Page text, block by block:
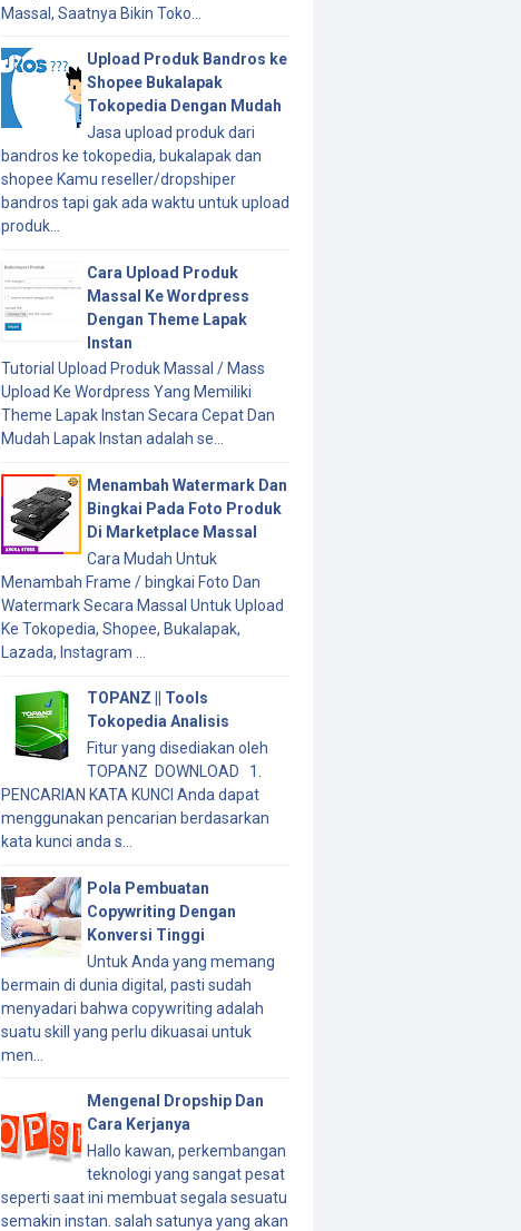
Massal, Saatnya Bikin Toko...
Upload Produk Bandros ke
Shopee Bukalapak
Tokopedia Dengan Mudah
Jasa upload produk dari
bandros ke tokopedia, bukalapak dan
shopee Kamu reseller/dropshiper
bandros tapi gak ada waktu untuk upload
produk...
Cara Upload Produk
Massal Ke Wordpress
Dengan Theme Lapak
Instan
Tutorial Upload Produk Massal / Mass
Upload Ke Wordpress Yang Memiliki
Theme Lapak Instan Secara Cepat Dan
Mudah Lapak Instan adalah se...
Menambah Watermark Dan
Bingkai Pada Foto Produk
Di Marketplace Massal
Cara Mudah Untuk
Menambah Frame / bingkai Foto Dan
Watermark Secara Massal Untuk Upload
Ke Tokopedia, Shopee, Bukalapak,
Lazada, Instagram ...
TOPANZ || Tools
Tokopedia Analisis
Fitur yang disediakan oleh
TOPANZ DOWNLOAD 1.
PENCARIAN KATA KUNCI Anda dapat
menggunakan pencarian berdasarkan
kata kunci anda s...
Pola Pembuatan
Copywriting Dengan
Konversi Tinggi
Untuk Anda yang memang
bermain di dunia digital, pasti sudah
menyadari bahwa copywriting adalah
suatu skill yang perlu dikuasai untuk
men...
Mengenal Dropship Dan
Cara Kerjanya
Hallo kawan, perkembangan
teknologi yang sangat pesat
seperti saat ini membuat segala sesuatu
semakin instan. salah satunya yang akan